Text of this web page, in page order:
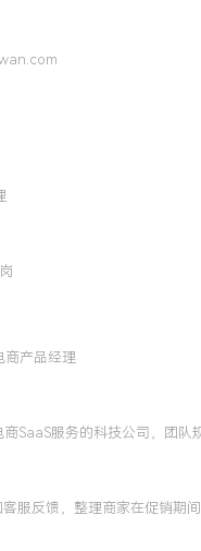
商产品经理
SaaS服务的科技公司，团
客服反馈，整理商家在促销期